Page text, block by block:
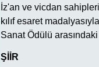
İz'an ve vicdan
kılıf esaret
Sanat Ödülü
ŞİİR